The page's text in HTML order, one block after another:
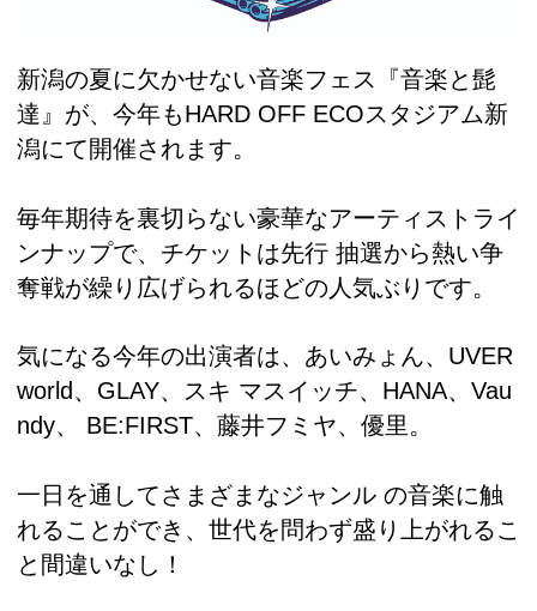
新潟の夏に欠かせない音楽フェス『音楽と髭
達』が、今年もHARD OFF ECOスタジアム新
潟にて開催されます。
毎年期待を裏切らない豪華なアーティストライ
ンナップで、チケットは先行 抽選から熱い争
奪戦が繰り広げられるほどの人気ぶりです。
気になる今年の出演者は、あいみょん、UVER
world、GLAY、スキ マスイッチ、HANA、Vau
ndy、 BE:FIRST、藤井フミヤ、優里。
一日を通してさまざまなジャンル の音楽に触
れることができ、世代を問わず盛り上がれるこ
と間違いなし！